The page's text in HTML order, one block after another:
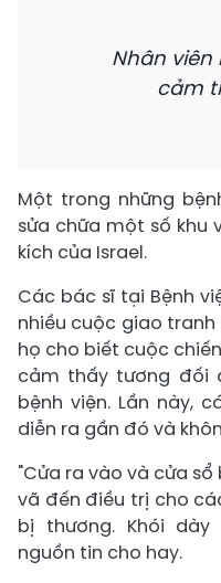
Nhân viên
cảm
Một trong những
sửa chữa một số khu
kích của Israel.
Các bác sĩ tại Bệnh
nhiều cuộc giao
họ cho biết cuộc
cảm thấy tương đối
bệnh viện. Lần này,
diễn ra gần đó và
"Cửa ra vào và cửa
vã đến điều trị cho
bị thương. Khói
nguồn tin cho hay.